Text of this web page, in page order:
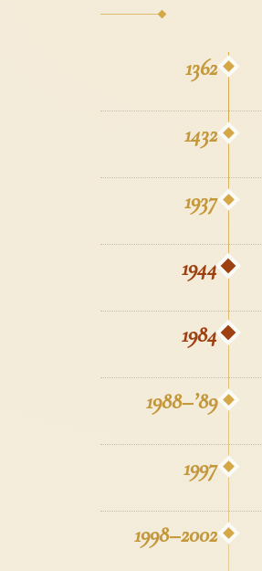
1362
1432
1937
1944
1984
1988–’89
1997
1998–2002